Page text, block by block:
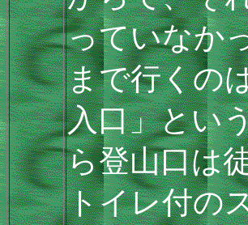
っていなか
まで行くの
入口」とい
ら登山口は
トイレ付の